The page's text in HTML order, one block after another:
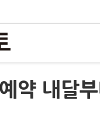
약 내달